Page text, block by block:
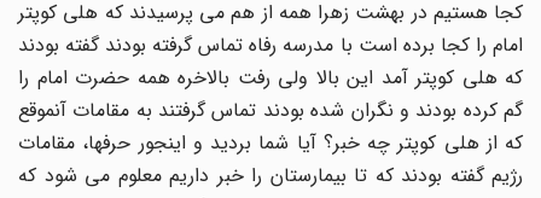
کجا هستیم در بهشت زهرا همه‌ از هم می پرسیدند که‌ هلى کوپتر
امام را کجا برده‌ است با مدرسه‌ رفاه‌ تماس گرفته‌ بودند گفته‌ بودند
که‌ هلى کوپتر آمد این بالا ولى رفت بالاخره‌ همه‌ حضرت امام را
گم کرده‌ بودند و نگران شده‌ بودند تماس گرفتند به‌ مقامات آنموقع
که‌ از هلى کوپتر چه‌ خبر؟ آیا شما بردید و اینجور حرفها، مقامات
رژیم گفته‌ بودند که‌ تا بیمارستان را خبر داریم معلوم می شود که‌